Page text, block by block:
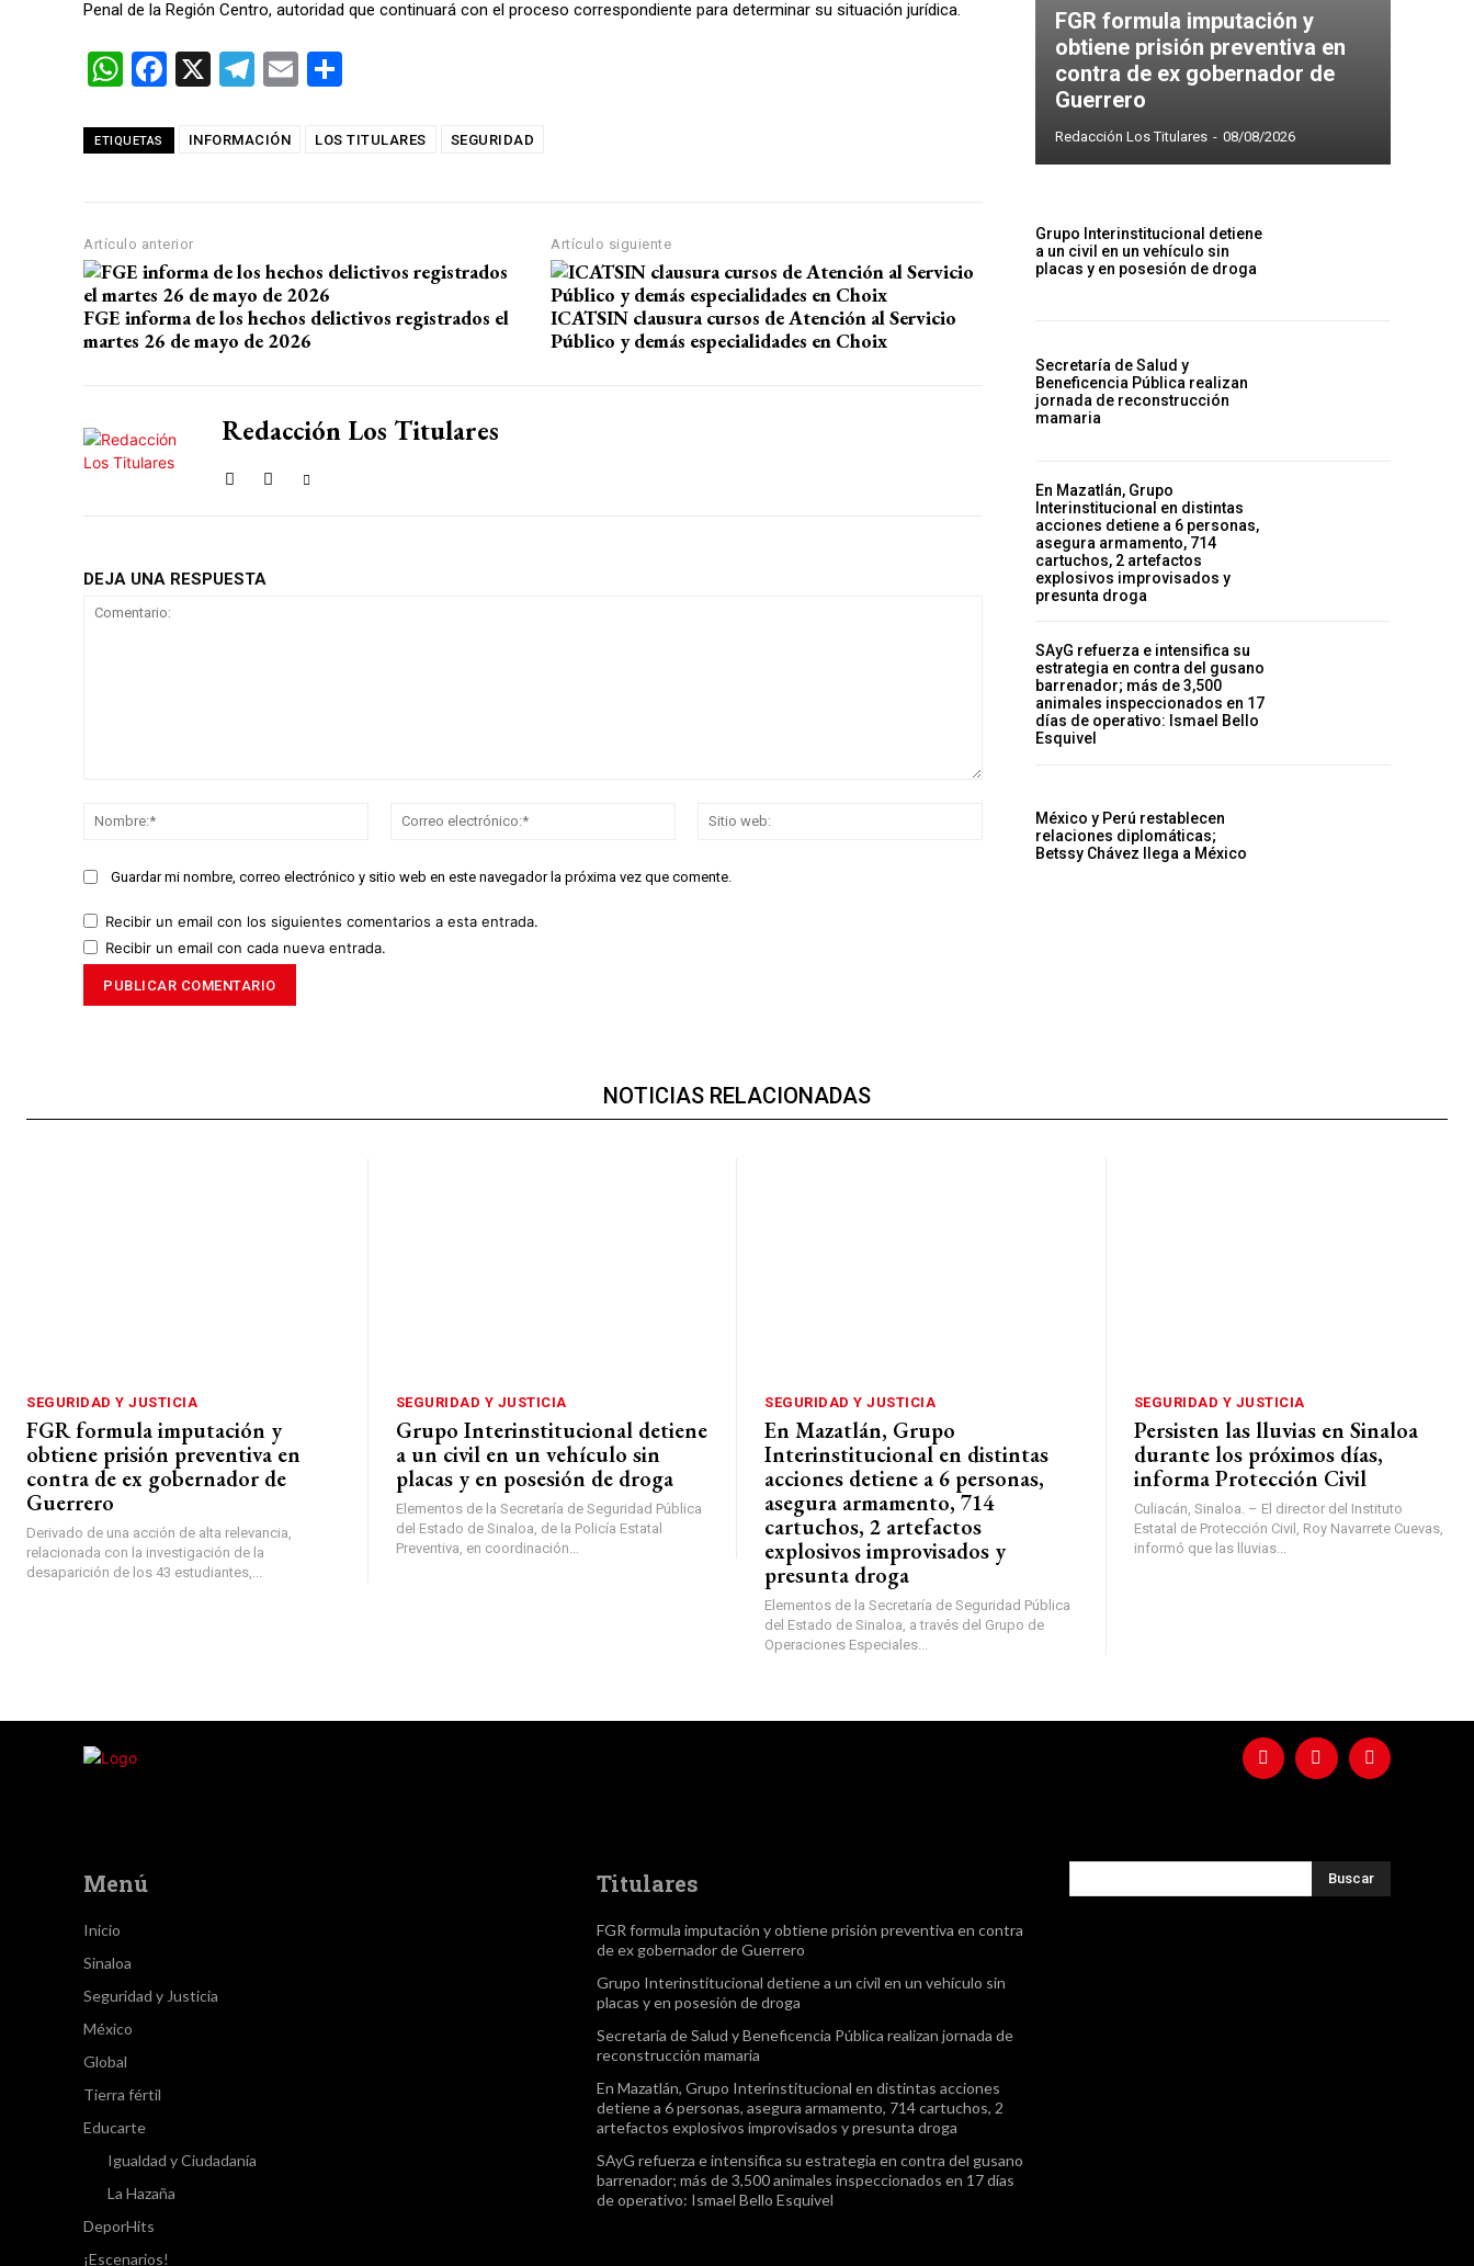
Penal de la Región Centro, autoridad que continuará con el proceso correspondiente para determinar su situación jurídica.
W
at
p
p
F
ce
o
k
X
T
e
E
ail m
ETIQUETAS INFORMACIÓN LOS TITULARES SEGURIDAD
Artículo anterior
FGE informa de los hechos delictivos registrados el
martes 26 de mayo de 2026
Artículo siguiente
ICATSIN clausura cursos de Atención al Servicio
Público y demás especialidades en Choix
Redacción Los Titulares
DEJA UNA RESPUESTA
Nombre:*
Correo
Guardar mi nombre, correo electrónico y sitio web en este navegador la próxima vez que comente.
Recibir un email con los siguientes comentarios a esta entrada.
Recibir un email con cada nueva entrada.
FGR formula imputación y
obtiene prisión preventiva en
contra de ex gobernador de
Guerrero
Redacción Los Titulares - 08/08/2026
Grupo Interinstitucional detiene
a un civil en un vehículo sin
placas y en posesión de droga
Secretaría de Salud y
Beneficencia Pública realizan
jornada de reconstrucción
mamaria
En Mazatlán, Grupo
Interinstitucional en distintas
acciones detiene a 6 personas,
asegura armamento, 714
cartuchos, 2 artefactos
explosivos improvisados y
presunta droga
SAyG refuerza e intensifica su
estrategia en contra del gusano
barrenador; más de 3,500
animales inspeccionados en 17
días de operativo: Ismael Bello
Esquivel
México y Perú restablecen
relaciones diplomáticas;
Betssy Chávez llega a México
NOTICIAS RELACIONADAS
SEGURIDAD Y JUSTICIA
FGR formula imputación y
obtiene prisión preventiva en
contra de ex gobernador de
Guerrero
Derivado de una acción de alta relevancia,
relacionada con la investigación de la
desaparición de los 43 estudiantes,...
SEGURIDAD Y JUSTICIA
Grupo Interinstitucional detiene
a un civil en un vehículo sin
placas y en posesión de droga
Elementos de la Secretaría de Seguridad Pública
del Estado de Sinaloa, de la Policía Estatal
Preventiva, en coordinación...
SEGURIDAD Y JUSTICIA
En Mazatlán, Grupo
Interinstitucional en distintas
acciones detiene a 6 personas,
asegura armamento, 714
cartuchos, 2 artefactos
explosivos improvisados y
presunta droga
Elementos de la Secretaría de Seguridad Pública
del Estado de Sinaloa, a través del Grupo de
Operaciones Especiales...
SEGURIDAD Y JUSTICIA
Persisten las lluvias en Sinaloa
durante los próximos días,
informa Protección Civil
Culiacán, Sinaloa. – El director del Instituto
Estatal de Protección Civil, Roy Navarrete Cuevas,
informó que las lluvias...
Menú
Inicio
Sinaloa
Seguridad y Justicia
México
Global
Tierra fértil
Educarte
Igualdad y Ciudadanía
La Hazaña
DeporHits
¡Escenarios!
Titulares
FGR formula imputación y obtiene prisión preventiva en contra
de ex gobernador de Guerrero
Grupo Interinstitucional detiene a un civil en un vehículo sin
placas y en posesión de droga
Secretaría de Salud y Beneficencia Pública realizan jornada de
reconstrucción mamaria
En Mazatlán, Grupo Interinstitucional en distintas acciones
detiene a 6 personas, asegura armamento, 714 cartuchos, 2
artefactos explosivos improvisados y presunta droga
SAyG refuerza e intensifica su estrategia en contra del gusano
barrenador; más de 3,500 animales inspeccionados en 17 días
de operativo: Ismael Bello Esquivel
Buscar